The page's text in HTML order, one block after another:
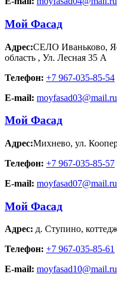
Мой Фасад
Адрес:СЕЛО Иваньково,
область , Ул. Лесная 35 А
Телефон: +7 967-035-85-54
E-mail: moyfasad03@mail.ru
Мой Фасад
Адрес:Михнево, ул.
Телефон: +7 967-035-85-57
E-mail: moyfasad07@mail.ru
Мой Фасад
Адрес: д. Ступино,
Телефон: +7 967-035-85-61
E-mail: moyfasad10@mail.ru